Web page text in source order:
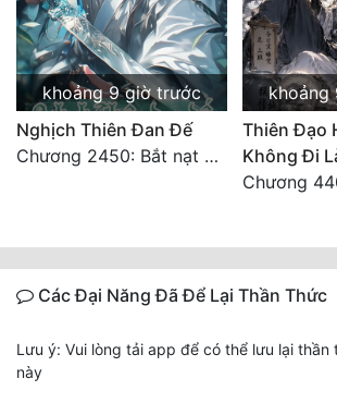
khoảng 9 giờ trước
Nghịch Thiên Đan Đế
Chương 2450: Bắt nạt kẻ thật thà
khoảng
Thiên Đạo
Không Đi
Các Đại Năng Đã Để Lại Thần Thức
Lưu ý: Vui lòng tải app để có thể lưu lại
này